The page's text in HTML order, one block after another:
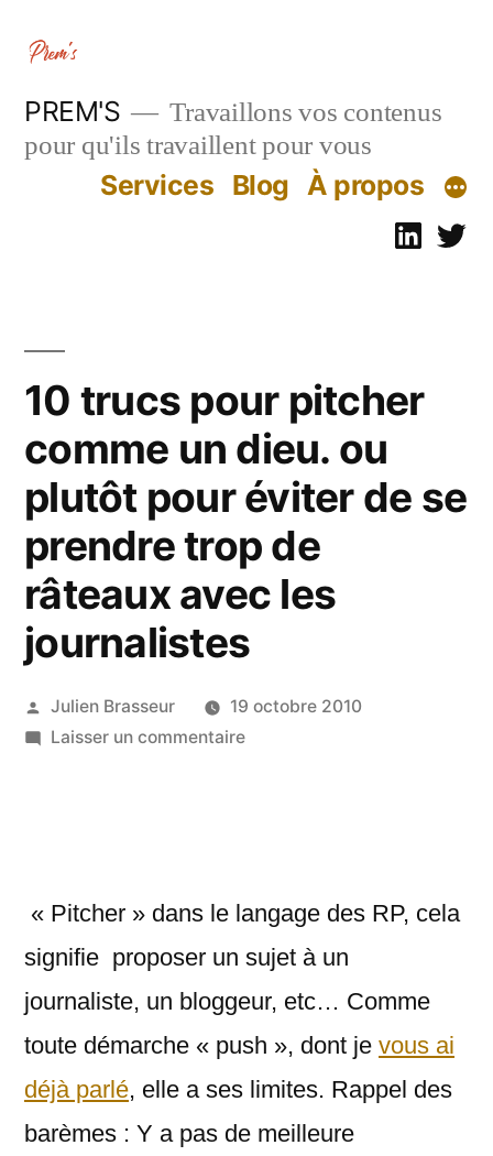
contenu
PREM'S
Travaillons vos contenus
pour qu'ils travaillent pour vous
Services Blog À propos
10 trucs pour pitcher
comme un dieu. ou
plutôt pour éviter de se
prendre trop de
râteaux avec les
journalistes
Publié
par
Julien Brasseur
19 octobre 2010
Laisser un commentairesur
un
dieu.
plutôt
pour
éviter
se
« Pitcher » dans le langage des RP, cela
signifie proposer un sujet à un
journaliste, un bloggeur, etc… Comme
toute démarche « push », dont je vous ai
déjà parlé, elle a ses limites. Rappel des
barèmes : Y a pas de meilleure